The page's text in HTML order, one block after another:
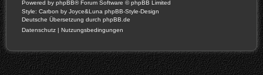
Powered by phpBB® Forum Software © phpBB Limited
Style: Carbon by Joyce&Luna phpBB-Style-Design
Deutsche Übersetzung durch phpBB.de
Datenschutz | Nutzungsbedingungen